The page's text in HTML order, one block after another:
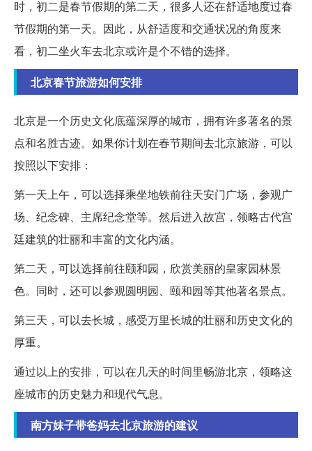
时，初二是春节假期的第二天，很多人还在舒适地度过春
节假期的第一天。因此，从舒适度和交通状况的角度来
看，初二坐火车去北京或许是个不错的选择。
北京春节旅游如何安排
北京是一个历史文化底蕴深厚的城市，拥有许多著名的景
点和名胜古迹。如果你计划在春节期间去北京旅游，可以
按照以下安排：
第一天上午，可以选择乘坐地铁前往天安门广场，参观广
场、纪念碑、主席纪念堂等。然后进入故宫，领略古代宫
廷建筑的壮丽和丰富的文化内涵。
第二天，可以选择前往颐和园，欣赏美丽的皇家园林景
色。同时，还可以参观圆明园、颐和园等其他著名景点。
第三天，可以去长城，感受万里长城的壮丽和历史文化的
厚重。
通过以上的安排，可以在几天的时间里畅游北京，领略这
座城市的历史魅力和现代气息。
南方妹子带爸妈去北京旅游的建议